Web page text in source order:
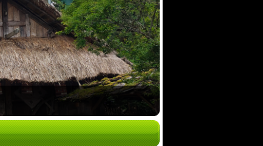
2026 – mot…